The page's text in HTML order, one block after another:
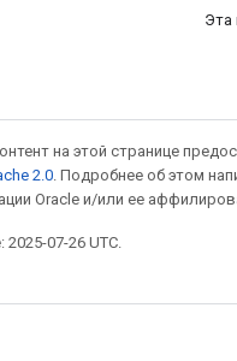
Эта
на этой странице
2.0 . Подробнее об этом
Oracle и/или ее
07-26 UTC.